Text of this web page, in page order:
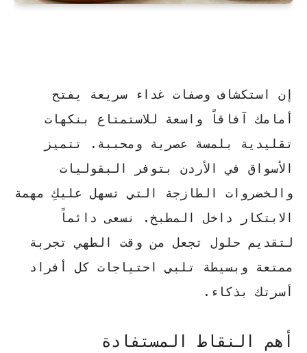
إن استكشاف وصفات غداء سريعة يفتح
أمامك آفاقاً واسعة للاستمتاع بنكهات
تقليدية بلمسة عصرية ومحببة. تتميز
الأسواق في الأردن بتوفر البقوليات
والخضروات الطازجة التي تسهل عليكِ مهمة
الابتكار داخل المطبخ. نسعى دائماً
لتقديم حلول تجعل من وقت الطهي تجربة
ممتعة وبسيطة تلبي احتياجات كل أفراد
أسرتك بذكاء.
أهم النقاط المستفادة